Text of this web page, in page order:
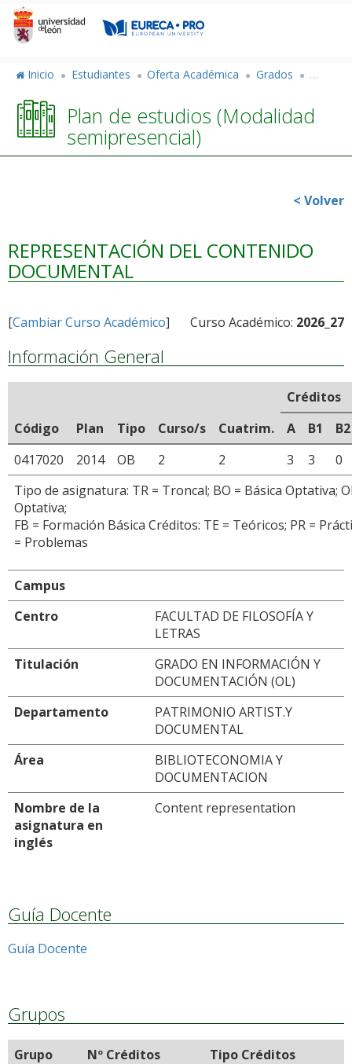
Pasar
contenido
Inicio
Estudiantes Oferta Académica Grados Grado
Plan de estudios (Modalidad
semipresencial)
< Volver
REPRESENTACIÓN DEL CONTENIDO
DOCUMENTAL
Curso Académico: 2026_27
[Cambiar Curso Académico]
Información General
Código Plan Tipo Curso/s Cuatrim.
Créditos
A
B1 B2
Tipo de asignatura: TR = Troncal; BO = Básica Optativa;
Optativa;
FB = Formación Básica Créditos: TE = Teóricos; PR =
= Problemas
0417020 2014 OB 2 2 3 3 0
Campus
Centro
FACULTAD DE FILOSOFÍA Y
LETRAS
Titulación
GRADO EN INFORMACIÓN Y
DOCUMENTACIÓN (OL)
Departamento
PATRIMONIO ARTIST.Y
DOCUMENTAL
Área
BIBLIOTECONOMIA Y
DOCUMENTACION
Nombre de la
asignatura en
inglés
Content representation
Guía Docente
Guía Docente
Grupos
Grupo Nº Créditos
Tipo Créditos